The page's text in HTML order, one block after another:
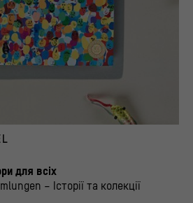
Forum im Berliner Schloss, Foto: Andreas König
для всіх
– Історії та колекції